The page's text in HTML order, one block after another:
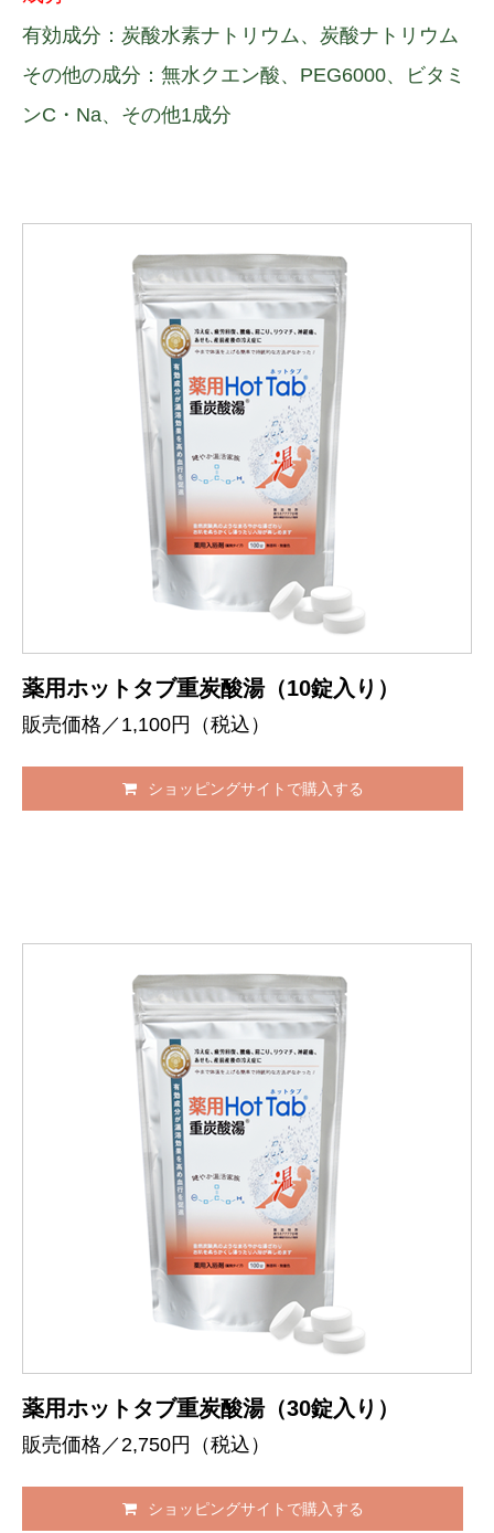
有効成分：炭酸水素ナトリウム、炭酸ナトリウム
その他の成分：無水クエン酸、PEG6000、ビタミ
ンC・Na、その他1成分
薬用ホットタブ重炭酸湯（10錠入り）
販売価格／1,100円（税込）
ショッピングサイトで購入する
薬用ホットタブ重炭酸湯（30錠入り）
販売価格／2,750円（税込）
ショッピングサイトで購入する